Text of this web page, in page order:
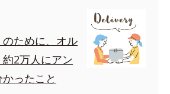
のために、オル
2万人にアン
ったこと